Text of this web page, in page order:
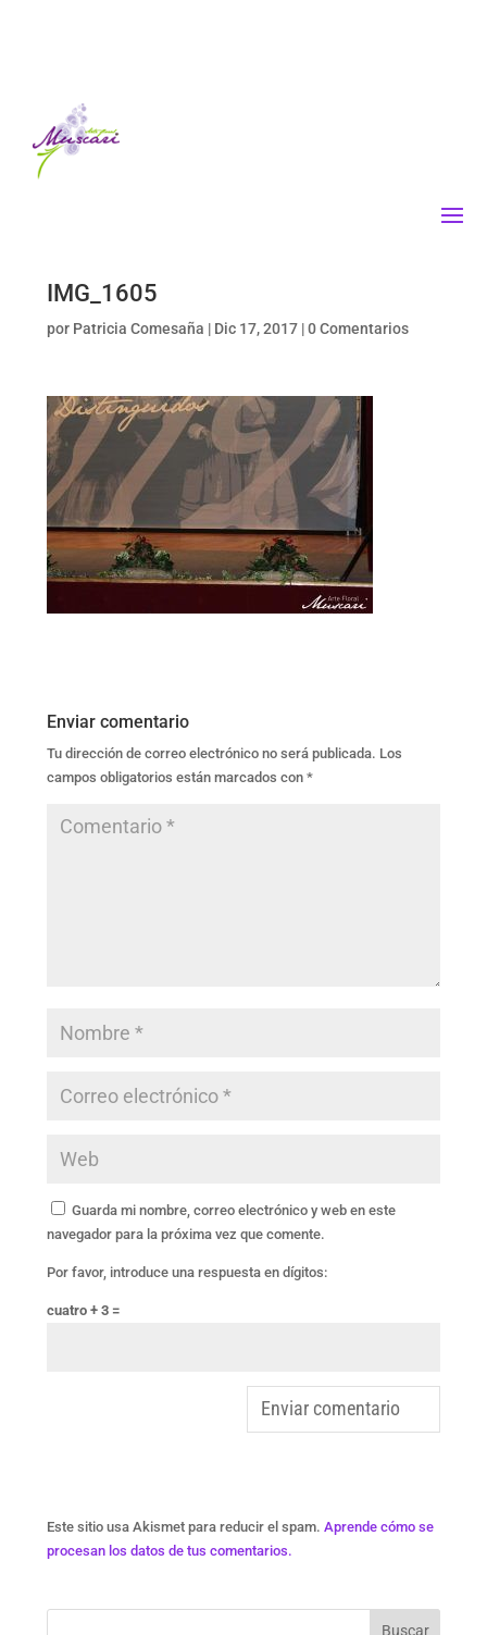
IMG_1605
por Patricia Comesaña | Dic 17, 2017|0 Comentarios
Enviar comentario
Tu dirección de correo electrónico no será publicada. Los
campos obligatorios están marcados con *
Guarda mi nombre, correo electrónico y web en este
navegador para la próxima vez que comente.
Por favor, introduce una respuesta en dígitos:
cuatro + 3 =
Este sitio usa Akismet para reducir el spam. Aprende cómo se
procesan los datos de tus comentarios.